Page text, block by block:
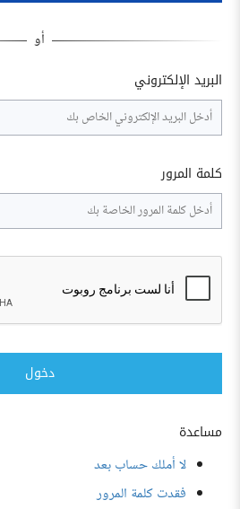
البريد الإلكتروني
كلمة المرور
دخول
مساعدة
لا أملك حساب بعد
فقدت كلمة المرور